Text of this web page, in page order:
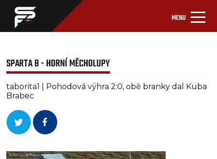
MENU
SPARTA B - HORNÍ MĚCHOLUPY
taborita1 | Pohodová výhra 2:0, obě branky dal Kuba
Brabec